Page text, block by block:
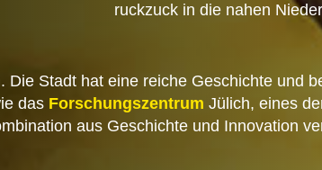
ruckzuck in die nahen
. Die Stadt hat eine reiche Geschichte und
das Forschungszentrum Jülich, eines
aus Geschichte und Innovation